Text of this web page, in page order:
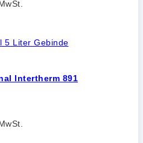
Intertherm 891